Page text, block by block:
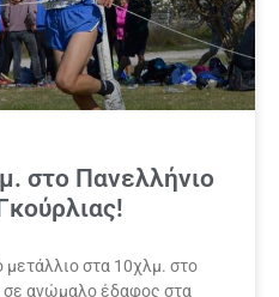
στο Πανελλήνιο
μετάλλιο στα 10χλμ. στο
ανώμαλο έδαφος στα